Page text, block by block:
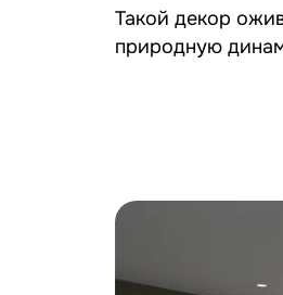
Такой декор
природную